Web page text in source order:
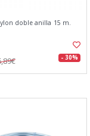
doble anilla 15 m.
- 30%